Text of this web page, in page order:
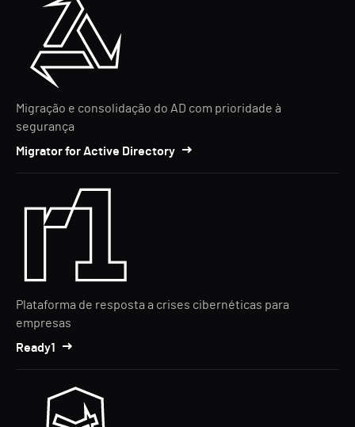
Migração e consolidação do AD com prioridade à
segurança
Migrator for Active Directory
Plataforma de resposta a crises cibernéticas para
empresas
Ready1